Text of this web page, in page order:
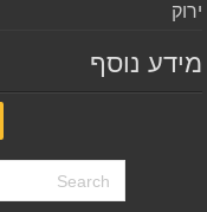
נוסף